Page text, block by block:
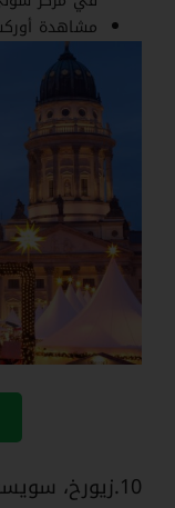
مشاهدة
10.زيورخ، سويسرا :